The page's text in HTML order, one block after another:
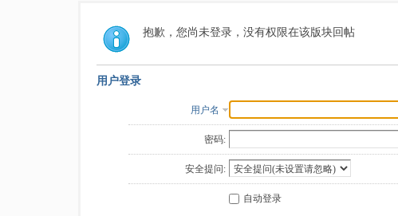
索
抱歉，您尚未登录，没有权限在该版块回帖
用户登录
用户名
密码:
安全提问:
自动登录